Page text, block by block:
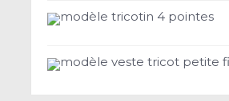
modèle tricotin 4 pointes
modèle veste tricot petite